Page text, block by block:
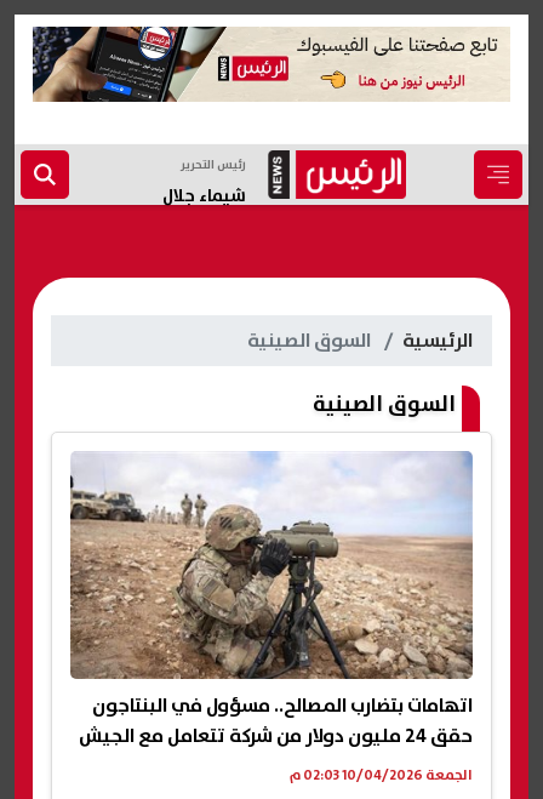
رئيس التحرير
شيماء جلال
الرئيسية السوق الصينية
السوق الصينية
اتهامات بتضارب المصالح.. مسؤول في البنتاجون
حقق 24 مليون دولار من شركة تتعامل مع الجيش
الجمعة 10/04/2026 02:03 م